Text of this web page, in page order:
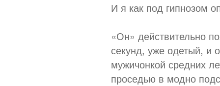
И я как под гипнозом
«Он» действительно
секунд, уже одетый, и
мужичонкой средних
проседью в модно